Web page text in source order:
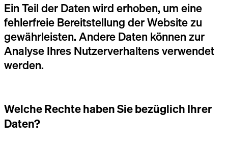
Ein Teil der Daten wird erhoben, um eine
fehlerfreie Bereitstellung der Website zu
gewährleisten. Andere Daten können zur
Analyse Ihres Nutzerverhaltens verwendet
werden.
Welche Rechte haben Sie bezüglich Ihrer
Daten?